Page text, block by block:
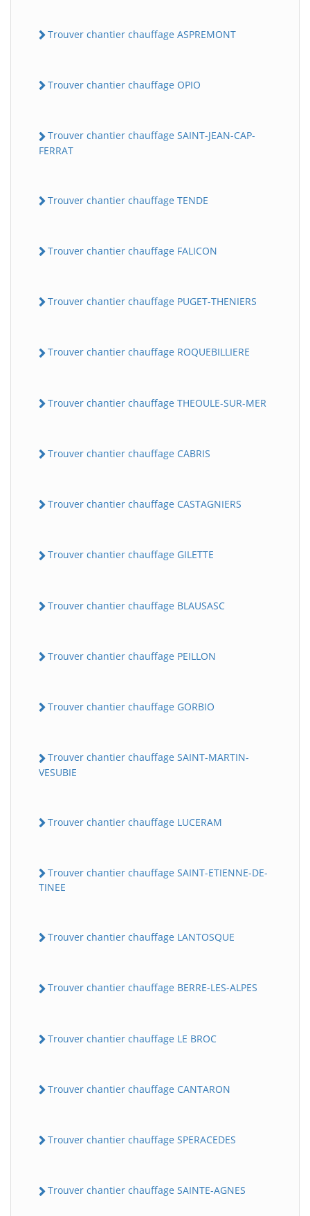
Trouver chantier chauffage ASPREMONT
Trouver chantier chauffage OPIO
Trouver chantier chauffage SAINT-JEAN-CAP-
FERRAT
Trouver chantier chauffage TENDE
Trouver chantier chauffage FALICON
Trouver chantier chauffage PUGET-THENIERS
Trouver chantier chauffage ROQUEBILLIERE
Trouver chantier chauffage THEOULE-SUR-MER
Trouver chantier chauffage CABRIS
Trouver chantier chauffage CASTAGNIERS
Trouver chantier chauffage GILETTE
Trouver chantier chauffage BLAUSASC
Trouver chantier chauffage PEILLON
Trouver chantier chauffage GORBIO
Trouver chantier chauffage SAINT-MARTIN-
VESUBIE
Trouver chantier chauffage LUCERAM
Trouver chantier chauffage SAINT-ETIENNE-DE-
TINEE
Trouver chantier chauffage LANTOSQUE
Trouver chantier chauffage BERRE-LES-ALPES
Trouver chantier chauffage LE BROC
Trouver chantier chauffage CANTARON
Trouver chantier chauffage SPERACEDES
Trouver chantier chauffage SAINTE-AGNES